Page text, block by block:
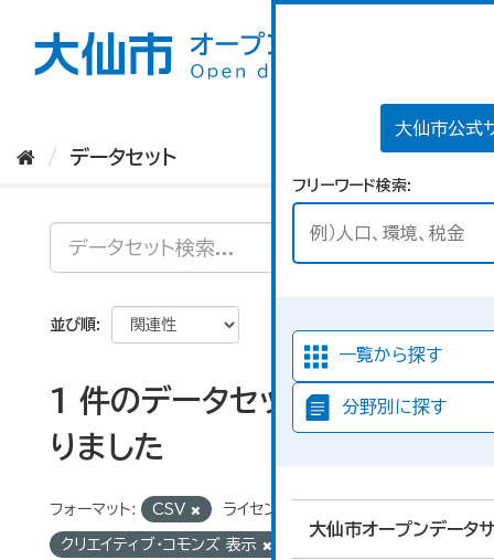
大仙市公式
フリーワード検索
一覧から探す
分野別に探す
大仙市オープンデータ
データセット
並び順
1 件のデータセットが見つか
りました
フォーマット: CSV ライセンス:
クリエイティブ・コモンズ 表示